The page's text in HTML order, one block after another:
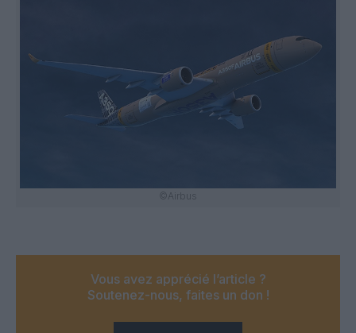
©Airbus
Vous avez apprécié l’article ?
Soutenez-nous, faites un don !